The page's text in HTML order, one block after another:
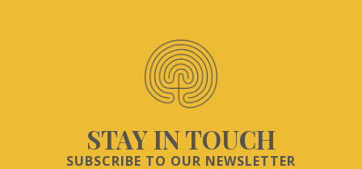
STAY IN TOUCH
SUBSCRIBE TO OUR NEWSLETTER